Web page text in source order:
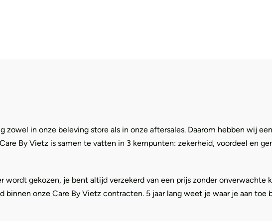
zowel in onze beleving store als in onze aftersales. Daarom hebben wij
By Vietz is samen te vatten in 3 kernpunten: zekerheid, voordeel en
gekozen, je bent altijd verzekerd van een prijs zonder onverwachte
binnen onze Care By Vietz contracten. 5 jaar lang weet je waar je aan toe